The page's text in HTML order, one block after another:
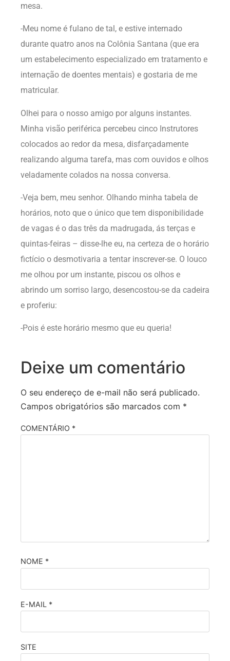
mesa.
-Meu nome é fulano de tal, e estive internado
durante quatro anos na Colônia Santana (que era
um estabelecimento especializado em tratamento e
internação de doentes mentais) e gostaria de me
matricular.
Olhei para o nosso amigo por alguns instantes.
Minha visão periférica percebeu cinco Instrutores
colocados ao redor da mesa, disfarçadamente
realizando alguma tarefa, mas com ouvidos e olhos
veladamente colados na nossa conversa.
-Veja bem, meu senhor. Olhando minha tabela de
horários, noto que o único que tem disponibilidade
de vagas é o das três da madrugada, ás terças e
quintas-feiras – disse-lhe eu, na certeza de o horário
fictício o desmotivaria a tentar inscrever-se. O louco
me olhou por um instante, piscou os olhos e
abrindo um sorriso largo, desencostou-se da cadeira
e proferiu:
-Pois é este horário mesmo que eu queria!
Deixe um comentário
O seu endereço de e-mail não será publicado.
Campos obrigatórios são marcados com *
COMENTÁRIO *
NOME *
E-MAIL *
SITE